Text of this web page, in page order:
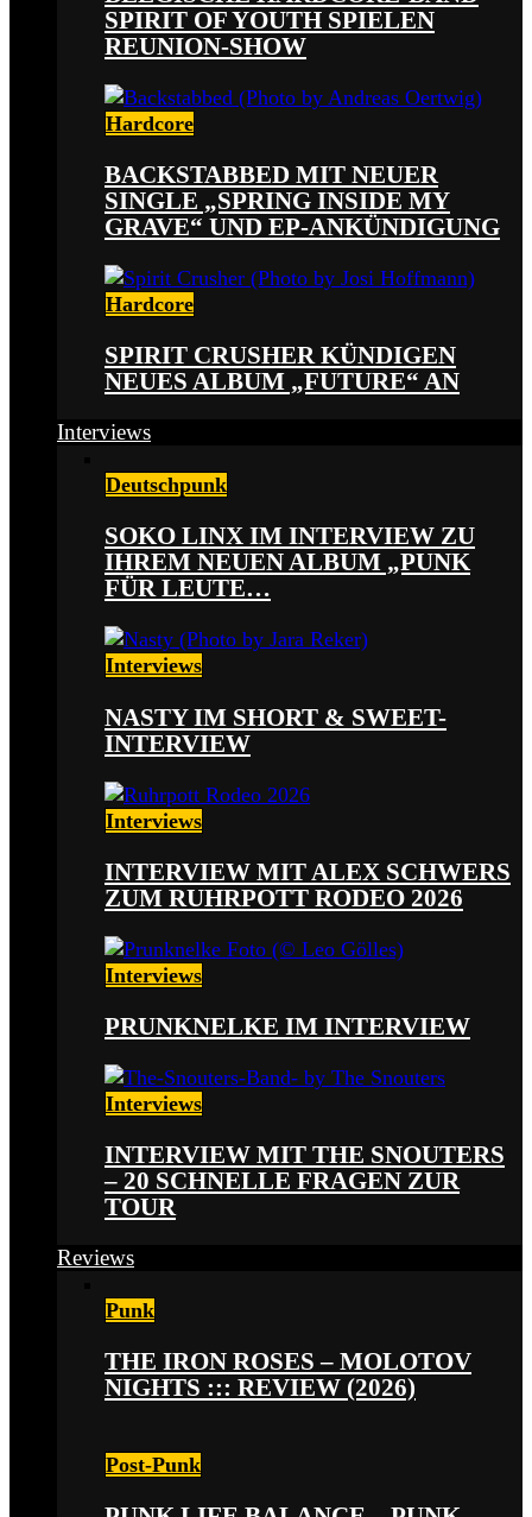
SPIRIT OF YOUTH SPIELEN
REUNION-SHOW
Hardcore
BACKSTABBED MIT NEUER
SINGLE „SPRING INSIDE MY
GRAVE“ UND EP-ANKÜNDIGUNG
Hardcore
SPIRIT CRUSHER KÜNDIGEN
NEUES ALBUM „FUTURE“ AN
Interviews
Deutschpunk
SOKO LINX IM INTERVIEW ZU
IHREM NEUEN ALBUM „PUNK
FÜR LEUTE…
Interviews
NASTY IM SHORT & SWEET-
INTERVIEW
Interviews
INTERVIEW MIT ALEX SCHWERS
ZUM RUHRPOTT RODEO 2026
Interviews
PRUNKNELKE IM INTERVIEW
Interviews
INTERVIEW MIT THE SNOUTERS
– 20 SCHNELLE FRAGEN ZUR
TOUR
Reviews
Punk
THE IRON ROSES – MOLOTOV
NIGHTS ::: REVIEW (2026)
Post-Punk